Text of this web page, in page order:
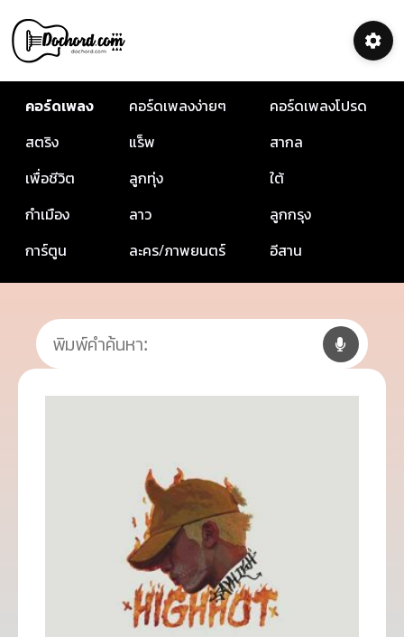
คอร์ดเพลง คอร์ดเพลงง่ายๆ
คอร์ดเพลงโปรด
สตริง
แร็พ
สากล
เพื่อชีวิต
ลูกทุ่ง
ใต้
กำเมือง
ลาว
ลูกกรุง
การ์ตูน
ละคร/ภาพยนตร์ อีสาน